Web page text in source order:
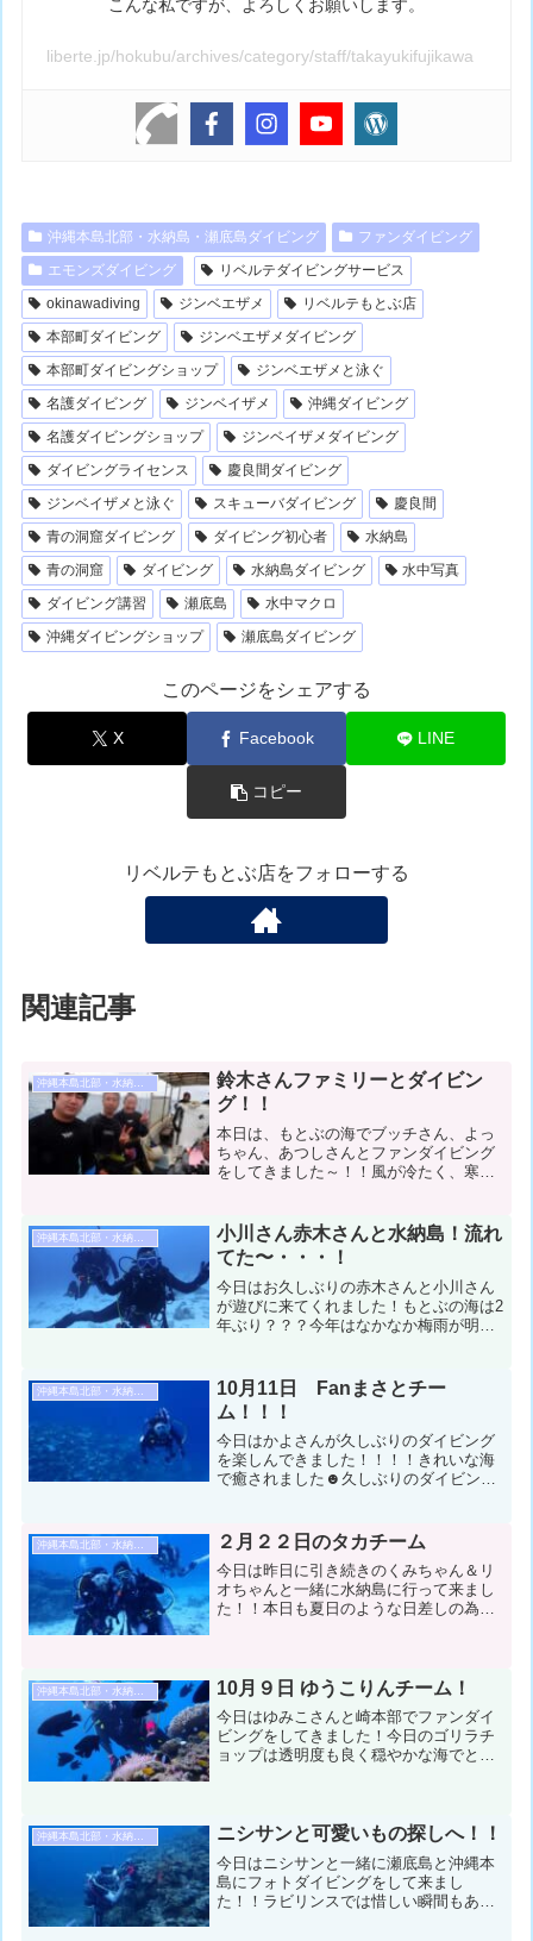
こんな私ですが、よろしくお願いします。
liberte.jp/hokubu/archives/category/staff/takayukifujikawa
沖縄本島北部・水納島・瀬底島ダイビング
ファンダイビング
エモンズダイビング
リベルテダイビングサービス
okinawadiving
ジンベエザメ
リベルテもとぶ店
本部町ダイビング
ジンベエザメダイビング
本部町ダイビングショップ
ジンベエザメと泳ぐ
名護ダイビング
ジンベイザメ
沖縄ダイビング
名護ダイビングショップ
ジンベイザメダイビング
ダイビングライセンス
慶良間ダイビング
ジンベイザメと泳ぐ
スキューバダイビング
慶良間
青の洞窟ダイビング
ダイビング初心者
水納島
青の洞窟
ダイビング 水納島ダイビング
水中写真
ダイビング講習
瀬底島
水中マクロ
沖縄ダイビングショップ
瀬底島ダイビング
このページをシェアする
X Facebook LINE
コピー
リベルテもとぶ店をフォローする
関連記事
沖縄本島北部・水納島・瀬底島ダイビング
鈴木さんファミリーとダイビン
グ！！
本日は、もとぶの海でブッチさん、よっ
ちゃん、あつしさんとファンダイビング
をしてきました～！！風が冷たく、寒く
でしたね！のんびりと遊んだ1日でした～
コンディション＆データ...
沖縄本島北部・水納島・瀬底島ダイビング
小川さん赤木さんと水納島！流れ
てた〜・・・！
今日はお久しぶりの赤木さんと小川さん
が遊びに来てくれました！もとぶの海は2
年ぶり？？？今年はなかなか梅雨が明け
ました！コンディション＆データ気温：
30℃ スーツ：ウェッ...
沖縄本島北部・水納島・瀬底島ダイビング
10月11日 Fanまさとチー
ム！！！
今日はかよさんが久しぶりのダイビング
を楽しんできました！！！！きれいな海
で癒されました☻久しぶりのダイビング
ディション＆データ気温：２６℃ スー
ツ：ウエットスーツ 担当...
沖縄本島北部・水納島・瀬底島ダイビング ２月２２日のタカチーム
今日は昨日に引き続きのくみちゃん＆リ
オちゃんと一緒に水納島に行って来まし
た！！本日も夏日のような日差しの為、
ットスーツ 担当スタッ...
沖縄本島北部・水納島・瀬底島ダイビング 10月９日 ゆうこりんチーム！
今日はゆみこさんと崎本部でファンダイ
ビングをしてきました！今日のゴリラチ
ョップは透明度も良く穏やかな海でとて
データ気温：３１℃...
沖縄本島北部・水納島・瀬底島ダイビング ニシサンと可愛いもの探しへ！！
今日はニシサンと一緒に瀬底島と沖縄本
島にフォトダイビングをして来まし
た！！ラビリンスでは惜しい瞬間もあり